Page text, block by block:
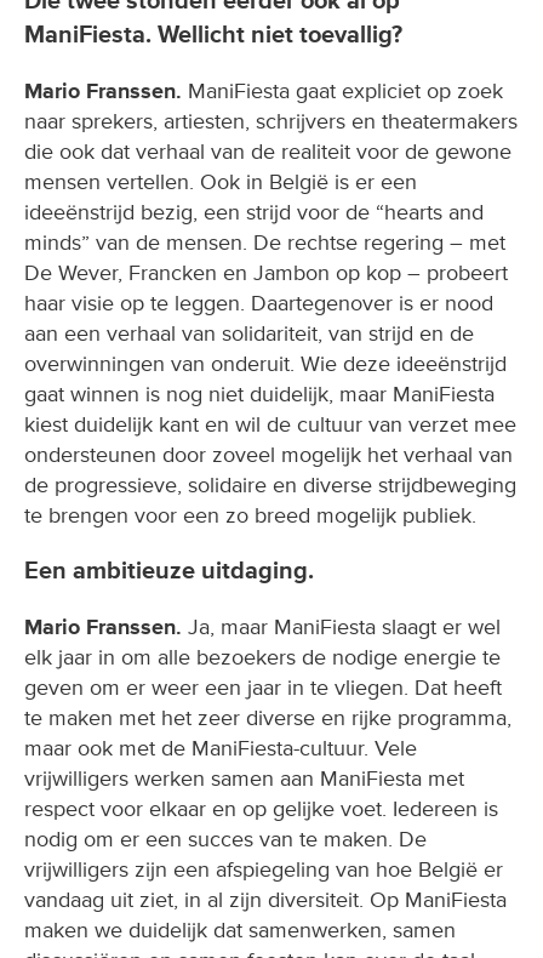
ManiFiesta. Wellicht niet toevallig?
Mario Franssen. ManiFiesta gaat expliciet op zoek
naar sprekers, artiesten, schrijvers en theatermakers
die ook dat verhaal van de realiteit voor de gewone
mensen vertellen. Ook in België is er een
ideeënstrijd bezig, een strijd voor de “hearts and
minds” van de mensen. De rechtse regering – met
De Wever, Francken en Jambon op kop – probeert
haar visie op te leggen. Daartegenover is er nood
aan een verhaal van solidariteit, van strijd en de
overwinningen van onderuit. Wie deze ideeënstrijd
gaat winnen is nog niet duidelijk, maar ManiFiesta
kiest duidelijk kant en wil de cultuur van verzet mee
ondersteunen door zoveel mogelijk het verhaal van
de progressieve, solidaire en diverse strijdbeweging
te brengen voor een zo breed mogelijk publiek.
Een ambitieuze uitdaging.
Mario Franssen. Ja, maar ManiFiesta slaagt er wel
elk jaar in om alle bezoekers de nodige energie te
geven om er weer een jaar in te vliegen. Dat heeft
te maken met het zeer diverse en rijke programma,
maar ook met de ManiFiesta-cultuur. Vele
vrijwilligers werken samen aan ManiFiesta met
respect voor elkaar en op gelijke voet. Iedereen is
nodig om er een succes van te maken. De
vrijwilligers zijn een afspiegeling van hoe België er
vandaag uit ziet, in al zijn diversiteit. Op ManiFiesta
maken we duidelijk dat samenwerken, samen